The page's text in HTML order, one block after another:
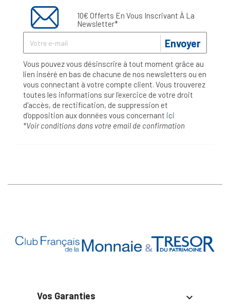
10€ Offerts En Vous Inscrivant À La
Newsletter*
Envoyer
Vous pouvez vous désinscrire à tout moment grâce au
lien inséré en bas de chacune de nos newsletters ou en
vous connectant à votre compte client. Vous trouverez
toutes les informations sur l’exercice de votre droit
d'accès, de rectification, de suppression et
d'opposition aux données vous concernant ici
*Voir conditions dans votre email de confirmation
Vos Garanties 